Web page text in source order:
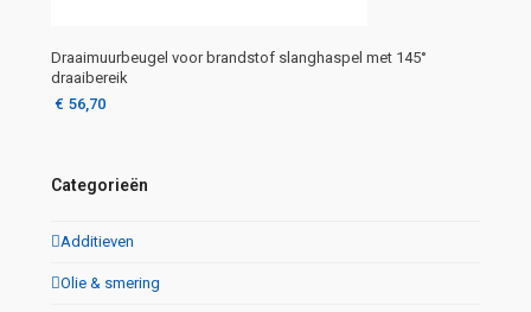
Draaimuurbeugel voor brandstof slanghaspel met 145°
draaibereik
€ 56,70
Categorieën
Additieven
Olie & smering